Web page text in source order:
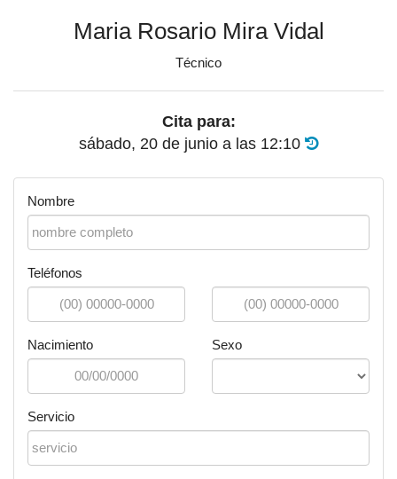
Maria Rosario Mira Vidal
Técnico
Cita para:
sábado, 20 de junio a las 12:10
Nombre
Teléfonos
Nacimiento Sexo
Servicio